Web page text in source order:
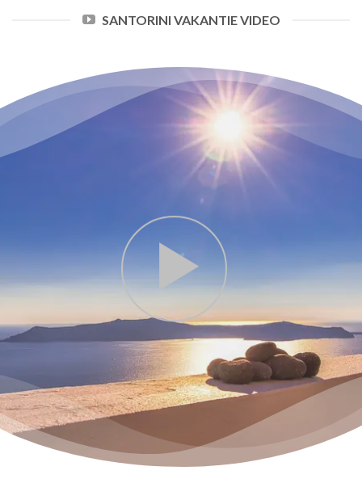
SANTORINI VAKANTIE VIDEO